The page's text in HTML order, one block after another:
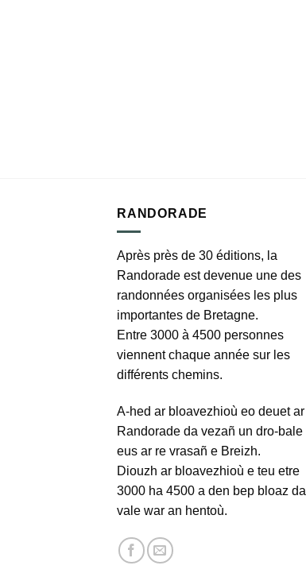
RANDORADE
Après près de 30 éditions, la
Randorade est devenue une des
randonnées organisées les plus
importantes de Bretagne.
Entre 3000 à 4500 personnes
viennent chaque année sur les
différents chemins.
A-hed ar bloavezhioù eo deuet ar
Randorade da vezañ un dro-bale
eus ar re vrasañ e Breizh.
Diouzh ar bloavezhioù e teu etre
3000 ha 4500 a den bep bloaz da
vale war an hentoù.